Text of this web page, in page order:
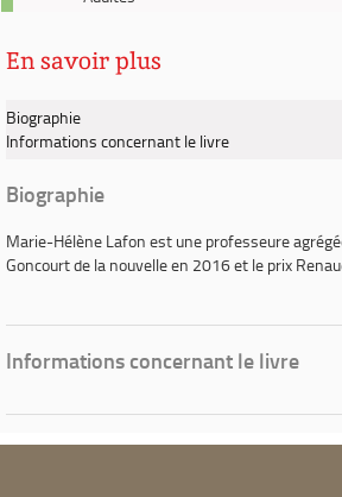
-
du
fils
Marie-
Hélène
En savoir plus
Biographie
Informations concernant le livre
Biographie
Marie-Hélène Lafon est une professeure
Goncourt de la nouvelle en 2016 et le prix
Informations concernant le livre